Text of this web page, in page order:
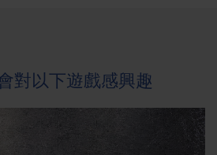
對以下遊戲感興趣